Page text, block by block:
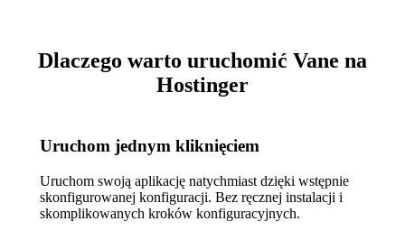
Dlaczego warto uruchomić Vane na
Hostinger
Uruchom jednym kliknięciem
Uruchom swoją aplikację natychmiast dzięki wstępnie
skonfigurowanej konfiguracji. Bez ręcznej instalacji i
skomplikowanych kroków konfiguracyjnych.